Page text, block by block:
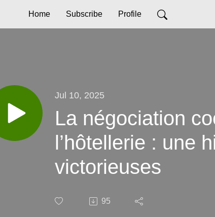
Home Subscribe Profile
Jul 10, 2025
La négociation
l’hôtellerie : une
victorieuses
95